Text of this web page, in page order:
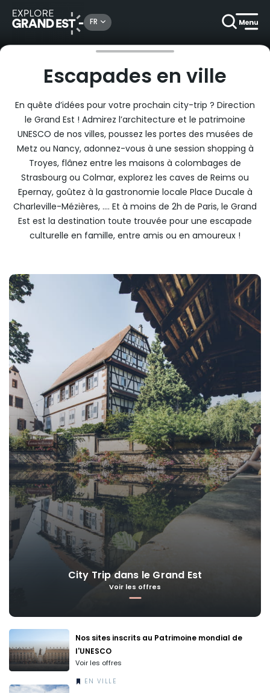
FR
Escapades en ville
Escapades en ville
En quête d’idées pour votre prochain city-trip ? Direction
le Grand Est ! Admirez l’architecture et le patrimoine
UNESCO de nos villes, poussez les portes des musées de
Metz ou Nancy, adonnez-vous à une session shopping à
Troyes, flânez entre les maisons à colombages de
Strasbourg ou Colmar, explorez les caves de Reims ou
Epernay, goûtez à la gastronomie locale Place Ducale à
Charleville-Mézières, …. Et à moins de 2h de Paris, le Grand
Est est la destination toute trouvée pour une escapade
culturelle en famille, entre amis ou en amoureux !
City Trip dans le Grand Est
Voir les offres
Nos sites inscrits au Patrimoine mondial de
l'UNESCO
Voir les offres
EN VILLE